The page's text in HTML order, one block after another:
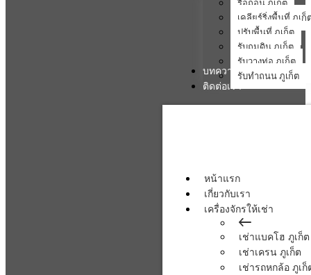
รื้อถอน ภูเก็ต
เคลียร์ริ่งพื้นที่ ภูเก็
ปรับพื้นที่ ภูเก็ต
รับถมดิน ภูเก็ต
รับวางท่อ ภูเก็ต
รับทำถนน ภูเก็ต
บทความ
ติดต่อเรา
หน้าแรก
เกี่ยวกับเรา
เครื่องจักรให้เช่า
เช่าแบคโฮ ภูเก็ต
เช่าเครน ภูเก็ต
เช่ารถหกล้อ ภูเก็